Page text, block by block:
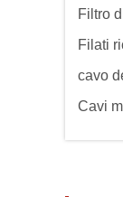
Filtro
Filati
cavo
Cavi